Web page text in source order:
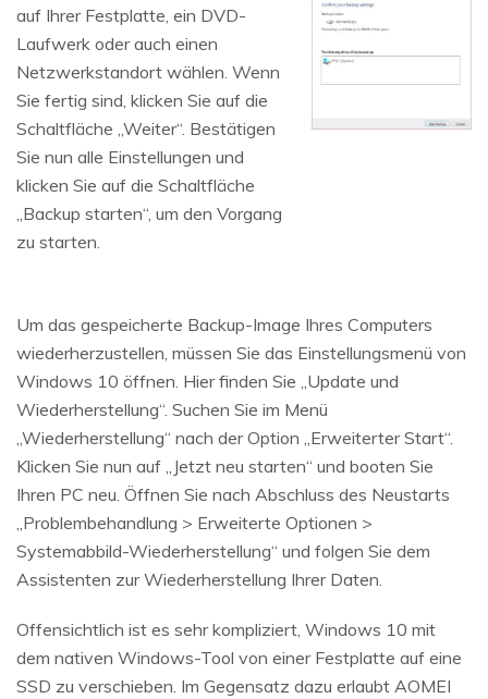
auf Ihrer Festplatte, ein DVD-
Laufwerk oder auch einen
Netzwerkstandort wählen. Wenn
Sie fertig sind, klicken Sie auf die
Schaltfläche „Weiter“. Bestätigen
Sie nun alle Einstellungen und
klicken Sie auf die Schaltfläche
„Backup starten“, um den Vorgang
zu starten.
Um das gespeicherte Backup-Image Ihres Computers
wiederherzustellen, müssen Sie das Einstellungsmenü von
Windows 10 öffnen. Hier finden Sie „Update und
Wiederherstellung“. Suchen Sie im Menü
„Wiederherstellung“ nach der Option „Erweiterter Start“.
Klicken Sie nun auf „Jetzt neu starten“ und booten Sie
Ihren PC neu. Öffnen Sie nach Abschluss des Neustarts
„Problembehandlung > Erweiterte Optionen >
Systemabbild-Wiederherstellung“ und folgen Sie dem
Assistenten zur Wiederherstellung Ihrer Daten.
Offensichtlich ist es sehr kompliziert, Windows 10 mit
dem nativen Windows-Tool von einer Festplatte auf eine
SSD zu verschieben. Im Gegensatz dazu erlaubt AOMEI